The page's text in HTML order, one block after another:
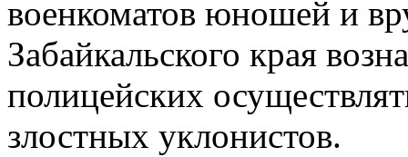
военкоматов юношей и
Забайкальского края
полицейских
злостных уклонистов.